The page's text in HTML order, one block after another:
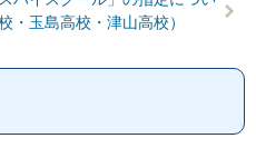
・玉島高校・津山高校）